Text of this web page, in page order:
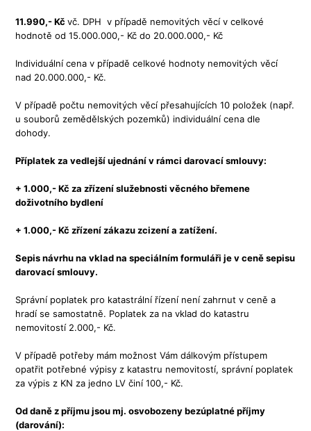
11.990,- Kčvč. DPH v případě nemovitých věcí v celkové
hodnotě od 15.000.000,- Kč do 20.000.000,- Kč
Individuální cena v případě celkové hodnoty nemovitých věcí
nad 20.000.000,- Kč.
V případě počtu nemovitých věcí přesahujících 10 položek (např.
u souborů zemědělských pozemků) individuální cena dle
dohody.
Příplatek za vedlejší ujednání v rámci darovací smlouvy:
+ 1.000,- Kč za zřízení služebnosti věcného břemene
doživotního bydlení
+ 1.000,- Kčzřízení zákazu zcizení a zatížení.
Sepis návrhu na vklad na speciálním formuláři je v ceně sepisu
darovací smlouvy.
Správní poplatek pro katastrální řízení není zahrnut v ceně a
hradí se samostatně. Poplatek za na vklad do katastru
nemovitostí 2.000,- Kč.
V případě potřeby mám možnost Vám dálkovým přístupem
opatřit potřebné výpisy z katastru nemovitostí, správní poplatek
za výpis z KN za jedno LV činí 100,- Kč.
Od daně z příjmu jsou mj. osvobozeny bezúplatné příjmy
(darování):